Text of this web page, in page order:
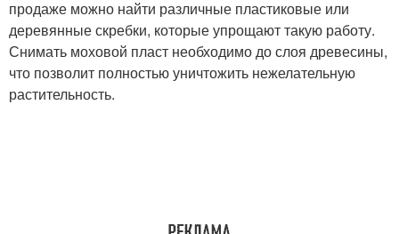
продаже можно найти различные пластиковые или
деревянные скребки, которые упрощают такую работу.
Снимать моховой пласт необходимо до слоя древесины,
что позволит полностью уничтожить нежелательную
растительность.